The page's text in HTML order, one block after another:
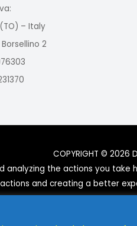
– Italy
2
COPYRIGHT © 2026
the actions you
actions and creating a better